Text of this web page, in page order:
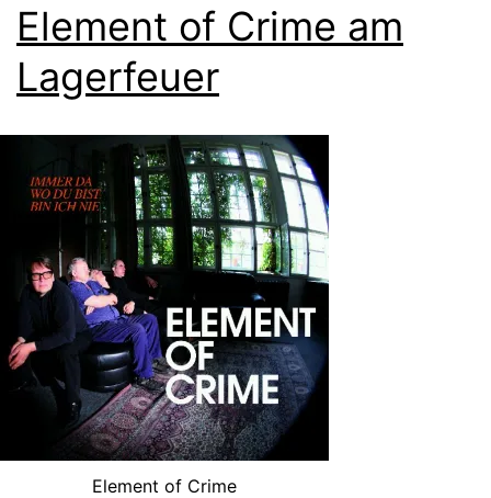
Element of Crime am
Lagerfeuer
Element of Crime